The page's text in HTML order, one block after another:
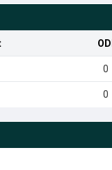
ODI
0
0